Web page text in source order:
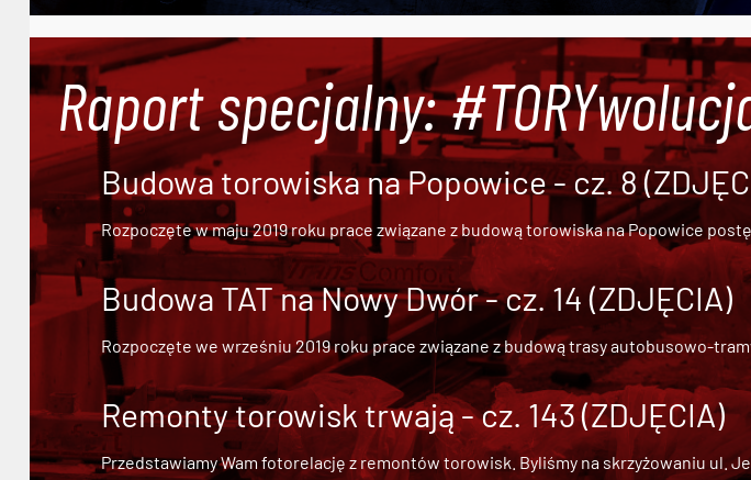
Raport specjalny:
Budowa torowiska na Popowice - cz. 8
Rozpoczęte w maju 2019 roku prace związane z budową torowiska na Popowice
Budowa TAT na Nowy Dwór - cz. 14 (ZDJĘCIA)
Rozpoczęte we wrześniu 2019 roku prace związane zbudową trasy autobusowo-
Remonty torowisk trwają - cz. 143 (ZDJĘCIA)
Przedstawiamy Wam fotorelację z remontów torowisk. Byliśmy na skrzyżowaniu ul.